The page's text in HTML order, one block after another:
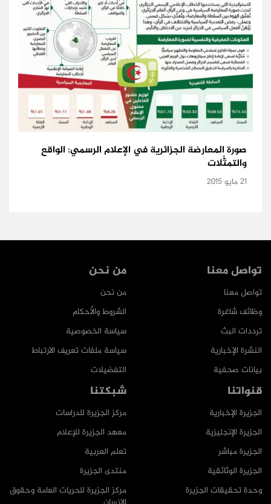
صورة المعارضة الجزائرية في الإعلام الرسمي: الواقع
والتمثُّلات
21 مايو 2015
من نحن
من نحن
الشروط والأحكام
سياسة الخصوصية
سياسة ملفات تعريف الارتباط
التفضيلات
تواصل معنا
تواصل معنا
وظائف شاغرة
ترددات البث
النشرة الإخبارية
بيانات صحفية
شبكتنا
مركز الجزيرة للدراسات
معهد الجزيرة للإعلام
تعلم العربية
منتدى الجزيرة
مركز الجزيرة للحريات العامة وحقوق
قنواتنا
الجزيرة الإخبارية
الجزيرة الإنجليزية
الجزيرة مباشر
الجزيرة الوثائقية
وحدة تحقيقات الجزيرة